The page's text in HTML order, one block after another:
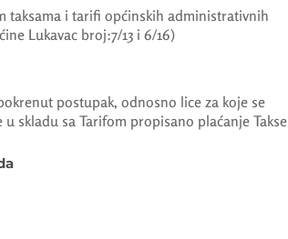
taksama i tarifi općinskih administrativnih
Lukavac broj:7/13 i 6/16)
postupak, odnosno lice za koje se
skladu sa Tarifom propisano plaćanje Takse